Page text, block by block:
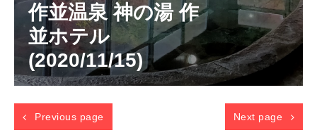
作並温泉 神の湯 作
並ホテル
(2020/11/15)
Previous page Next page